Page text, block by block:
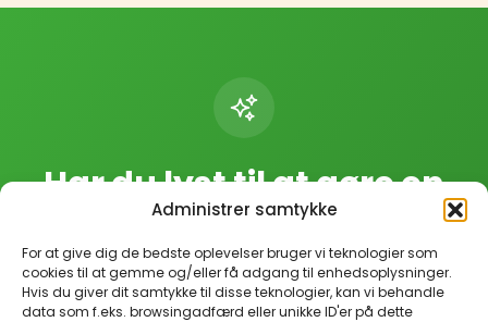
Administrer samtykke
For at give dig de bedste oplevelser bruger vi teknologier som
cookies til at gemme og/eller få adgang til enhedsoplysninger.
Hvis du giver dit samtykke til disse teknologier, kan vi behandle
data som f.eks. browsingadfærd eller unikke ID'er på dette
Har du lyst til at gøre en
forskel?
Uanset om du har meget eller lidt tid, kan du
bidrage som frivillig. Skriv til os via